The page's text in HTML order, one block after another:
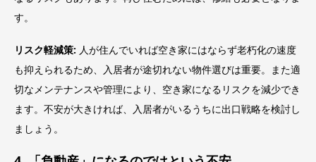
す。
リスク軽減策: 人が住んでいれば空き家にはならず老朽化の速度
も抑えられるため、入居者が途切れない物件選びは重要。また適
切なメンテナンスや管理により、空き家になるリスクを減少でき
ます。不安が大きければ、入居者がいるうちに出口戦略を検討し
ましょう。